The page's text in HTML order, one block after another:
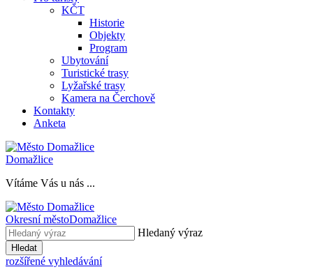
KČT
Historie
Objekty
Program
Ubytování
Turistické trasy
Lyžařské trasy
Kamera na Čerchově
Kontakty
Anketa
Domažlice
Vítáme Vás u nás ...
Okresní městoDomažlice
Hledaný výraz
Hledat
rozšířené vyhledávání